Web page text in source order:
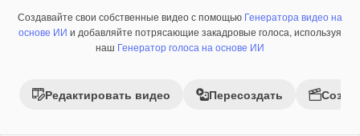
Премиум
Создавайте свои собственные видео с помощью Генератора видео на
основе ИИ и добавляйте потрясающие закадровые голоса, используя
наш Генератор голоса на основе ИИ
Редактировать видео Пересоздать